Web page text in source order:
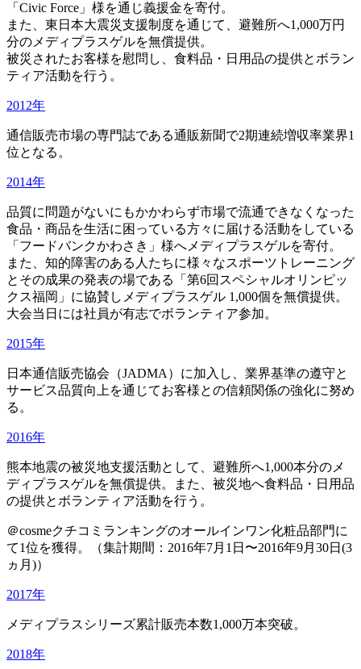
「Civic Force」様を通じ義援金を寄付。
また、東日本大震災支援制度を通じて、避難所へ1,000万円
分のメディプラスゲルを無償提供。
被災されたお客様を慰問し、食料品・日用品の提供とボラン
ティア活動を行う。
2012年
通信販売市場の専門誌である通販新聞で2期連続増収率業界1
位となる。
2014年
品質に問題がないにもかかわらず市場で流通できなくなった
食品・商品を生活に困っている方々に届ける活動をしている
「フードバンクかわさき」様へメディプラスゲルを寄付。
また、知的障害のある人たちに様々なスポーツトレーニング
とその成果の発表の場である「第6回スペシャルオリンピッ
クス福岡」に協賛しメディプラスゲル 1,000個を無償提供。
大会当日には社員が有志でボランティア参加。
2015年
日本通信販売協会（JADMA）に加入し、業界基準の遵守と
サービス品質向上を通じてお客様との信頼関係の強化に努め
る。
2016年
熊本地震の被災地支援活動として、避難所へ1,000本分のメ
ディプラスゲルを無償提供。また、被災地へ食料品・日用品
の提供とボランティア活動を行う。
＠cosmeクチコミランキングのオールインワン化粧品部門に
て1位を獲得。（集計期間：2016年7月1日〜2016年9月30日(3
ヵ月)）
2017年
メディプラスシリーズ累計販売本数1,000万本突破。
2018年